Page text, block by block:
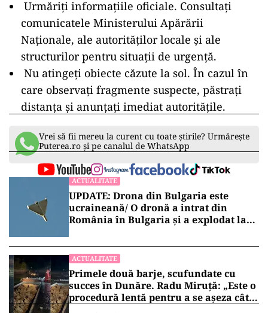
Urmăriți informațiile oficiale. Consultați
comunicatele Ministerului Apărării
Naționale, ale autorităților locale și ale
structurilor pentru situații de urgență.
Nu atingeți obiecte căzute la sol. În cazul în
care observați fragmente suspecte, păstrați
distanța și anunțați imediat autoritățile.
Vrei să fii mereu la curent cu toate știrile? Urmărește
Puterea.ro și pe canalul de WhatsApp
ACTUALITATE
UPDATE: Drona din Bulgaria este
ucraineană/ O dronă a intrat din
România în Bulgaria şi a explodat la
ACTUALITATE
Primele două barje, scufundate cu
succes în Dunăre. Radu Miruță: „Este o
procedură lentă pentru a se așeza cât